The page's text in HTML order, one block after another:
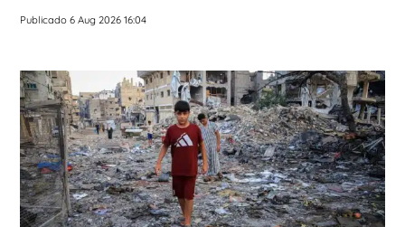
Publicado 6 Aug 2026 16:04